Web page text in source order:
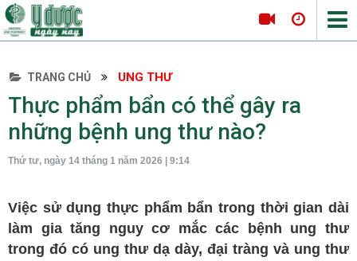
Tin tức Y Dược
Thông tin hội nghị
Hội thảo
Tọa đàm khoa học
Tim mạch
Hô hấp
TRANG CHỦ UNG THƯ
Thực phẩm bẩn có thể gây ra
những bệnh ung thư nào?
Thứ tư, ngày 14 tháng 1 năm 2026 | 9:14
Việc sử dụng thực phẩm bẩn trong thời gian dài
làm gia tăng nguy cơ mắc các bệnh ung thư
trong đó có ung thư dạ dày, đại tràng và ung thư